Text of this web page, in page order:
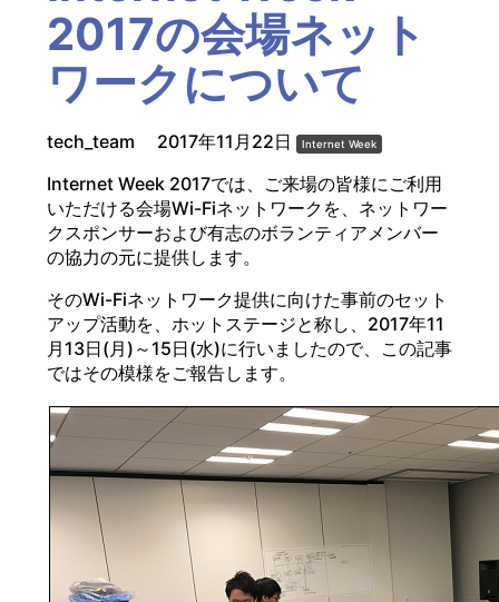
2017の会場ネット
ワークについて
tech_team 2017年11月22日 Internet Week
Internet Week 2017では、ご来場の皆様にご利用
いただける会場Wi-Fiネットワークを、ネットワー
クスポンサーおよび有志のボランティアメンバー
の協力の元に提供します。
そのWi-Fiネットワーク提供に向けた事前のセット
アップ活動を、ホットステージと称し、2017年11
月13日(月)～15日(水)に行いましたので、この記事
ではその模様をご報告します。